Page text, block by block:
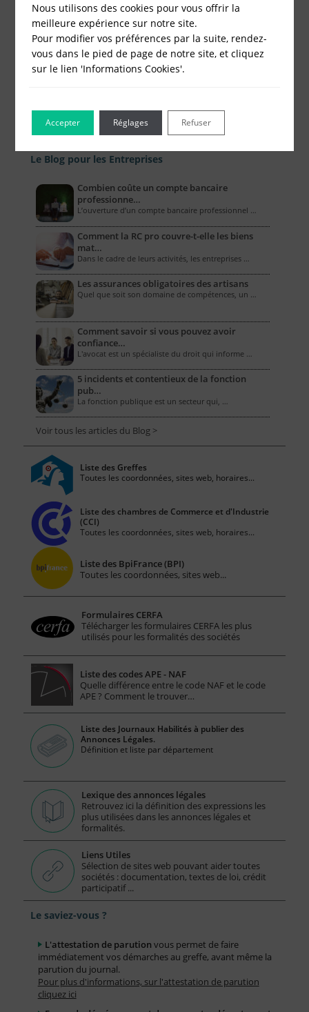
Le Blog pour les Entreprises
Combien coûte un compte bancaire
professionne…
L’ouverture d’un compte bancaire professionnel …
Comment la RC pro couvre-t-elle les biens
mat…
Dans le cadre de leurs activités, les entreprises …
Les assurances obligatoires des artisans
Quel que soit son domaine de compétences, un …
Comment savoir si vous pouvez avoir
confiance…
L'avocat est un spécialiste du droit qui informe …
5 incidents et contentieux de la fonction
pub…
La fonction publique est un secteur qui, …
Voir tous les articles du Blog >
Liste des Greffes
Toutes les coordonnées, sites web, horaires...
Liste des chambres de Commerce et d'Industrie
(CCI)
Toutes les coordonnées, sites web, horaires...
Liste des BpiFrance (BPI)
Toutes les coordonnées, sites web...
Formulaires CERFA
Télécharger les formulaires CERFA les plus
utilisés pour les formalités des sociétés
Liste des codes APE - NAF
Quelle différence entre le code NAF et le code
APE ? Comment le trouver…
Liste des Journaux Habilités à publier des
Annonces Légales.
Définition et liste par département
Lexique des annonces légales
Retrouvez ici la définition des expressions les
plus utilisées dans les annonces légales et
formalités.
Liens Utiles
Sélection de sites web pouvant aider toutes
sociétés : documentation, textes de loi, crédit
participatif ...
Le saviez-vous ?
L'attestation de parution vous permet de faire
immédiatement vos démarches au greffe, avant même la
parution du journal.
Pour plus d'informations, sur l'attestation de parution
cliquez ici
Nous utilisons des cookies pour vous offrir la
meilleure expérience sur notre site.
Pour modifier vos préférences par la suite, rendez-
vous dans le pied de page de notre site, et cliquez
sur le lien 'Informations Cookies'.
Accepter Refuser
Réglages